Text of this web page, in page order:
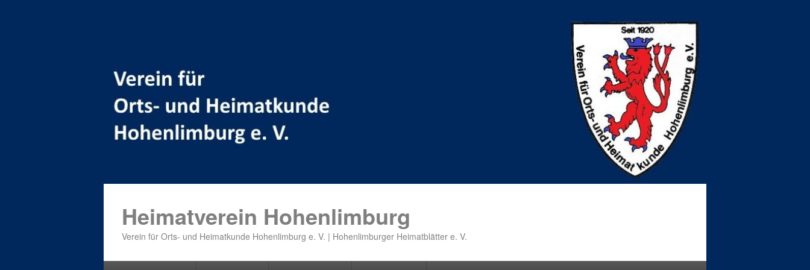
Heimatverein Hohenlimburg
Verein für Orts- und Heimatkunde Hohenlimburg e. V. | Hohenlimburger Heimatblätter e. V.